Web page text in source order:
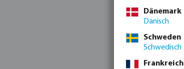
Dänemark
Dänisch
Schweden
Schwedisch
Frankreich